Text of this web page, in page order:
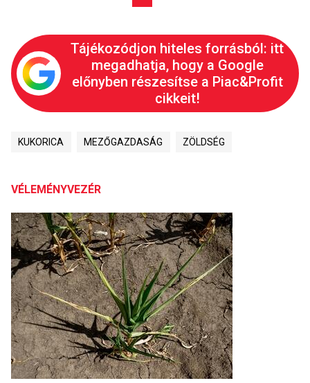
Tájékozódjon hiteles forrásból: itt
megadhatja, hogy a Google
előnyben részesítse a Piac&Profit
cikkeit!
KUKORICA MEZŐGAZDASÁG ZÖLDSÉG
VÉLEMÉNYVEZÉR